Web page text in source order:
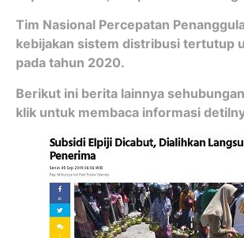
Tim Nasional Percepatan
kebijakan sistem distribusi tertutup
pada tahun 2020.
Berikut ini berita lainnya
klik untuk membaca informasi